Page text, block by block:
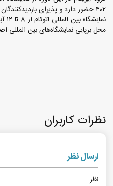
۳۰۲ حضور دارد و پذیرای بازدیدکنندگان محترم است.
محل برپایی نمایشگاه‌های بین المللی
نظرات کاربران
ارسال نظر
نظر